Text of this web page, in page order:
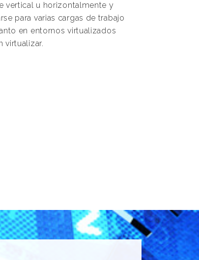
vertical u horizontalmente y
para varias cargas de trabajo
en entornos virtualizados
virtualizar.